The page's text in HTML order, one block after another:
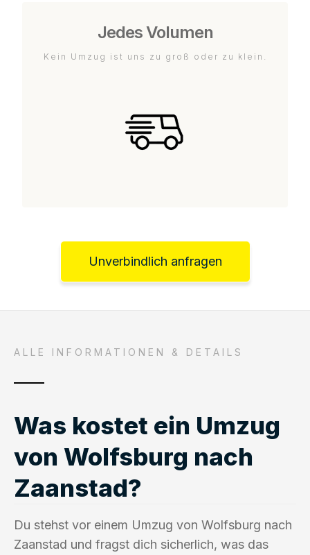
Jedes Volumen
Kein Umzug ist uns zu groß oder zu klein.
Unverbindlich anfragen
ALLE INFORMATIONEN & DETAILS
Was kostet ein Umzug
von Wolfsburg nach
Zaanstad?
Du stehst vor einem Umzug von Wolfsburg nach
Zaanstad und fragst dich sicherlich, was das